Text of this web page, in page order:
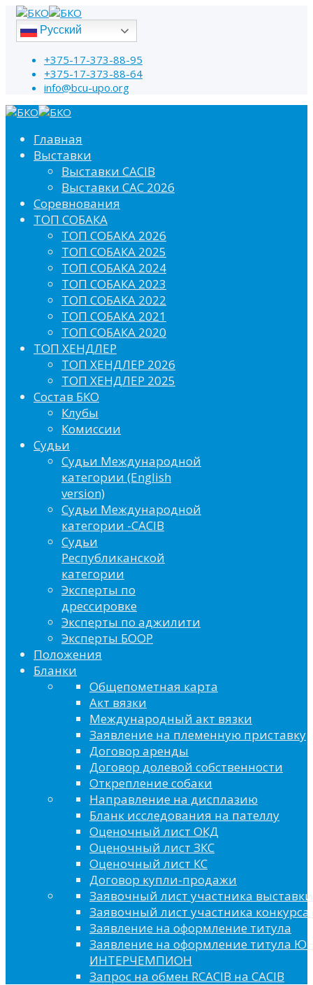
Русский
+375-17-373-88-95
+375-17-373-88-64
info@bcu-upo.org
Главная
Выставки
Выставки CACIB
Выставки САС 2026
Соревнования
ТОП СОБАКА
ТОП СОБАКА 2026
ТОП СОБАКА 2025
ТОП СОБАКА 2024
ТОП СОБАКА 2023
ТОП СОБАКА 2022
ТОП СОБАКА 2021
ТОП СОБАКА 2020
ТОП ХЕНДЛЕР
ТОП ХЕНДЛЕР 2026
ТОП ХЕНДЛЕР 2025
Состав БКО
Клубы
Комиссии
Судьи
Судьи Международной
категории (English
version)
Судьи Международной
категории -CACIB
Судьи
Республиканской
категории
Эксперты по
дрессировке
Эксперты по аджилити
Эксперты БООР
Положения
Бланки
Общепометная карта
Акт вязки
Международный акт вязки
Заявление на племенную приставку
Договор аренды
Договор долевой собственности
Открепление собаки
Направление на дисплазию
Бланк исследования на пателлу
Оценочный лист ОКД
Оценочный лист ЗКС
Оценочный лист КС
Договор купли-продажи
Заявочный лист участника выставки
Заявочный лист участника конкурса
Заявление на оформление титула
Заявление на оформление титула
ИНТЕРЧЕМПИОН
Запрос на обмен RCACIB на CACIB